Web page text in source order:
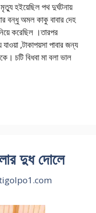
হইয়েছিল পথ দুর্ঘটনায়
বন্ধু অমল কাকু বাবার দেহ
করেছিল ।তারপর
,টাকাপয়সা পাবার জন্য
চটি বিধবা মা বলা ভাল
দুধ দোলে